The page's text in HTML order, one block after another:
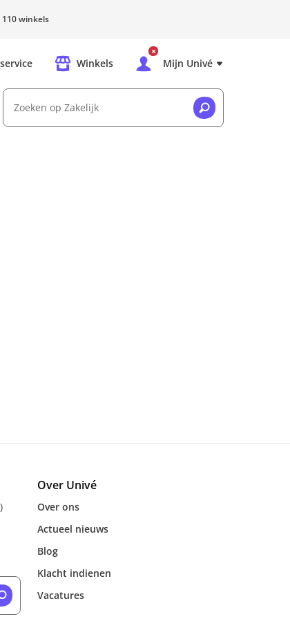
winkels
Winkels Mijn Univé
Zoeken op Zakelijk
Over Univé
Over ons
Actueel nieuws
Blog
Klacht indienen
Vacatures